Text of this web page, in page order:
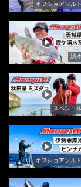
オフショアソルト
淡水
スペシャ
オフショアソルト